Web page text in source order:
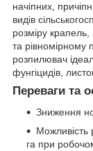
начіпних,
видів
розміру
та рівномірному
розпилювач
фунгіцидів,
Переваги та
Зниження
Можливість
га при